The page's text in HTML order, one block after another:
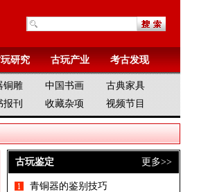
研究 古玩产业 考古发现
铜雕 中国书画
古典家具
报刊 收藏杂项 视频节目
更多>>
古玩鉴定
青铜器的鉴别技巧